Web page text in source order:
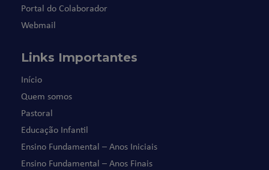
Portal do Colaborador
Webmail
Links Importantes
Início
Quem somos
Pastoral
Educação Infantil
Ensino Fundamental – Anos Iniciais
Ensino Fundamental – Anos Finais